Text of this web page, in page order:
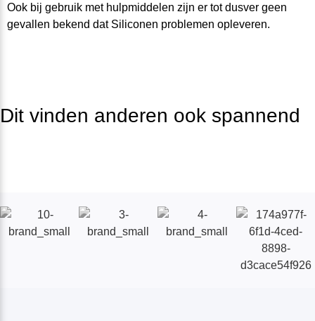
Ook bij gebruik met hulpmiddelen zijn er tot dusver geen
gevallen bekend dat Siliconen problemen opleveren.
Dit vinden anderen ook spannend